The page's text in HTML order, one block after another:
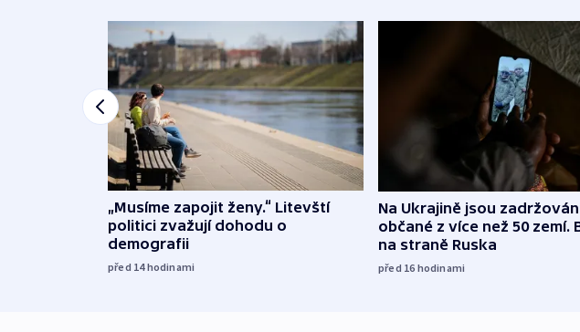
„Musíme zapojit ženy.“ Litevští
politici zvažují dohodu o
demografii
před 14hodinami
Na Ukrajině jsou
občané z více než 50 zemí.
na straně Ruska
před 16 hodinami